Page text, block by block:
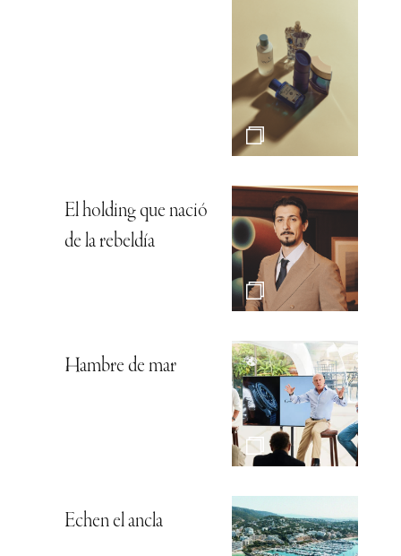
El holding que nació
de la rebeldía
Hambre de mar
Echen el ancla